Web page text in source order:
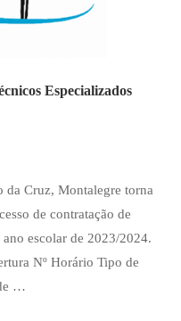
Especializados
da Cruz, Montalegre torna
de contratação de
escolar de 2023/2024.
Nº Horário Tipo de
…